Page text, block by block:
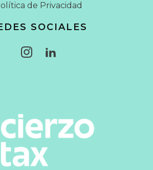
de Privacidad
SOCIALES